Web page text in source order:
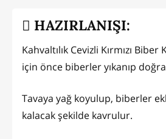
HAZIRLANIŞI:
Kahvaltılık Cevizli Kırmızı
için önce biberler yıkanıp
Tavaya yağ koyulup, biberler
kalacak şekilde kavrulur.